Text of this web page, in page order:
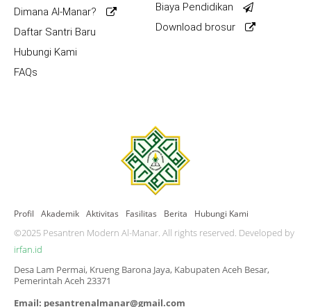
Dimana Al-Manar?
Daftar Santri Baru
Hubungi Kami
FAQs
Biaya Pendidikan
Download brosur
Profil Akademik Aktivitas Fasilitas Berita Hubungi Kami
©2025 Pesantren Modern Al-Manar. All rights reserved. Developed by
irfan.id
Desa Lam Permai, Krueng Barona Jaya, Kabupaten Aceh Besar,
Pemerintah Aceh 23371
Email: pesantrenalmanar@gmail.com